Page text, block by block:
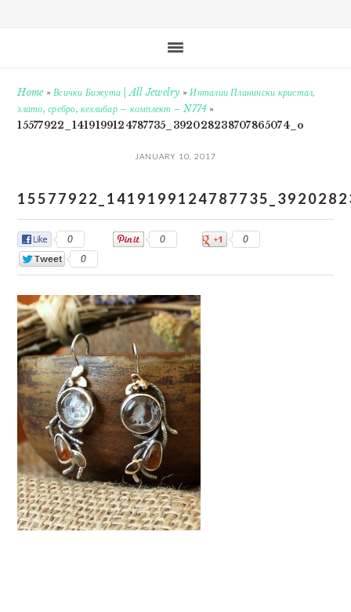
Home»Всички Бижута | All Jewelry »Инталии Планински кристал,
злато, сребро, кехлибар – комплект – N774 »
15577922_1419199124787735_392028238707865074_o
JANUARY 10, 2017
0 0
0
0